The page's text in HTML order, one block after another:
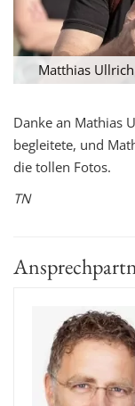
Matthias
Danke an Mathias
begleitete, und
die tollen Fotos.
TN